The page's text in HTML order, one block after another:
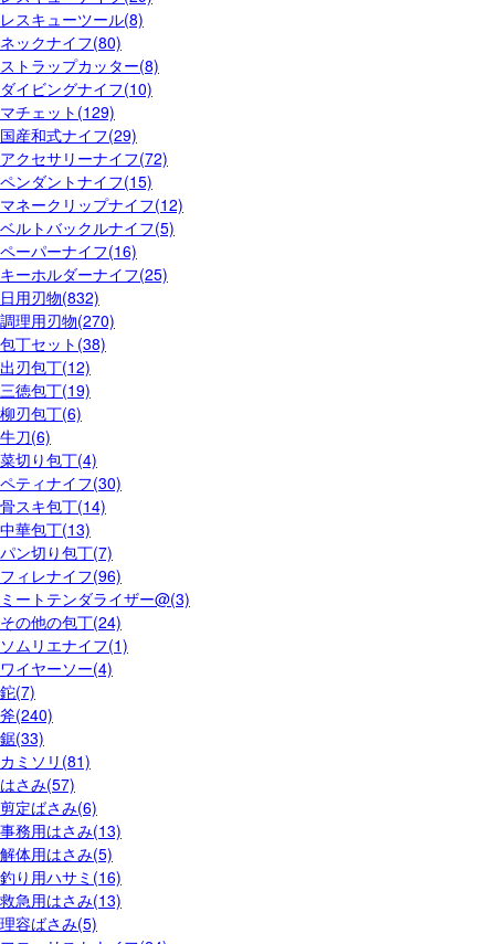
レスキューツール(8)
ネックナイフ(80)
ストラップカッター(8)
ダイビングナイフ(10)
マチェット(129)
国産和式ナイフ(29)
アクセサリーナイフ(72)
ペンダントナイフ(15)
マネークリップナイフ(12)
ベルトバックルナイフ(5)
ペーパーナイフ(16)
キーホルダーナイフ(25)
日用刃物(832)
調理用刃物(270)
包丁セット(38)
出刃包丁(12)
三徳包丁(19)
柳刃包丁(6)
牛刀(6)
菜切り包丁(4)
ペティナイフ(30)
骨スキ包丁(14)
中華包丁(13)
パン切り包丁(7)
フィレナイフ(96)
ミートテンダライザー@(3)
その他の包丁(24)
ソムリエナイフ(1)
ワイヤーソー(4)
鉈(7)
斧(240)
鋸(33)
カミソリ(81)
はさみ(57)
剪定ばさみ(6)
事務用はさみ(13)
解体用はさみ(5)
釣り用ハサミ(16)
救急用はさみ(13)
理容ばさみ(5)